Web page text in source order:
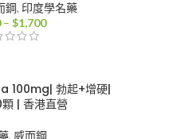
鋼, 印度學名藥
– $1,700價
$300
到
$1,700
100mg| 勃起+增硬|
| 香港直營
, 威而鋼